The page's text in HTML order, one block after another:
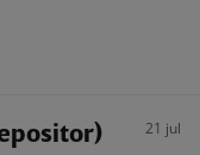
21 jul